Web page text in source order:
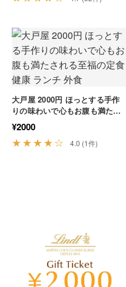
大戸屋 2000円 ほっとする手作
りの味わいで心もお腹も満たさ
れる至福の定食 健康 ランチ 外
食
¥2000
★★★★☆ 4.0 (1件)